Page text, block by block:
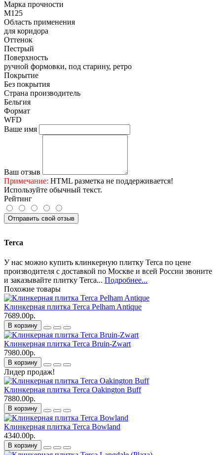
Марка прочности
М125
Область применения
для коридора
Оттенок
Пестрый
Поверхность
ручной формовки, под старину, ретро
Покрытие
Без покрытия
Страна производитель
Бельгия
Формат
WFD
Ваше имя
Ваш отзыв
Примечание: HTML разметка не поддерживается!
Используйте обычный текст.
Рейтинг
Отправить свой отзыв
Terca
У нас можно купить клинкерную плитку Terca по цене
производителя с доставкой по Москве и всей России звоните
и заказывайте плитку Terca... Подробнее...
Похожие товары
Клинкерная плитка Terca Pelham Antique
7689.00р.
В корзину
Клинкерная плитка Terca Bruin-Zwart
7980.00р.
В корзину
Лидер продаж!
Клинкерная плитка Terca Oakington Buff
7880.00р.
В корзину
Клинкерная плитка Terca Bowland
4340.00р.
В корзину